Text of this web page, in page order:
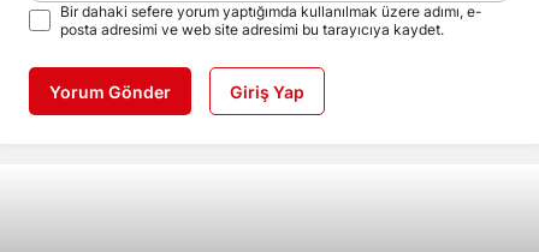
Bir dahaki sefere yorum yaptığımda kullanılmak üzere adımı, e-
posta adresimi ve web site adresimi bu tarayıcıya kaydet.
Yorum Gönder Giriş Yap